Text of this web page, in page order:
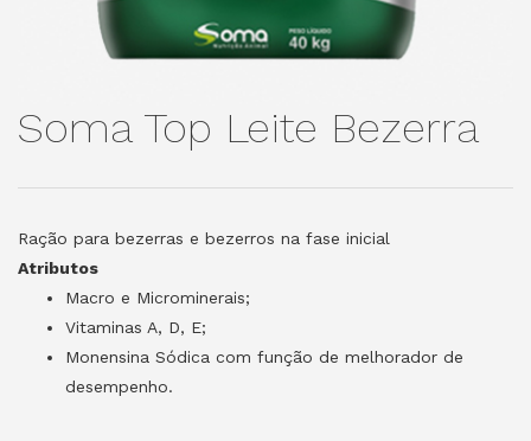
Soma Top Leite Bezerra
Ração para bezerras e bezerros na fase inicial
Atributos
Macro e Microminerais;
Vitaminas A, D, E;
Monensina Sódica com função de melhorador de
desempenho.